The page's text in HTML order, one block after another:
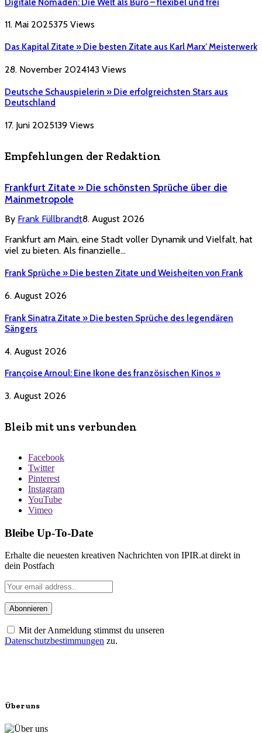
11. Mai 2025375 Views
Das Kapital Zitate » Die besten Zitate aus Karl Marx’ Meisterwerk
28. November 2024143 Views
Deutsche Schauspielerin » Die erfolgreichsten Stars aus
Deutschland
17. Juni 2025139 Views
Empfehlungen der Redaktion
Frankfurt Zitate » Die schönsten Sprüche über die
Mainmetropole
By Frank Füllbrandt8. August 2026
Frankfurt am Main, eine Stadt voller Dynamik und Vielfalt, hat
viel zu bieten. Als finanzielle…
Frank Sprüche » Die besten Zitate und Weisheiten von Frank
6. August 2026
Frank Sinatra Zitate » Die besten Sprüche des legendären
Sängers
4. August 2026
Françoise Arnoul: Eine Ikone des französischen Kinos »
3. August 2026
Bleib mit uns verbunden
Facebook
Twitter
Pinterest
Instagram
YouTube
Vimeo
Bleibe Up-To-Date
Erhalte die neuesten kreativen Nachrichten von IPIR.at direkt in
dein Postfach
Mit der Anmeldung stimmst du unseren
Datenschutzbestimmungen zu.
Über uns